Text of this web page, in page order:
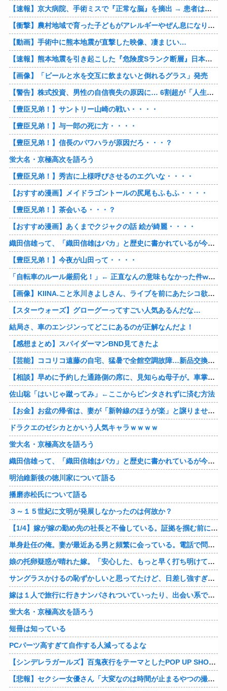
【速報】京大病院、手術ミスで『正常な脳』を摘出 → 患者は自発呼吸不可能な植物状態に
【衝撃】農村地域で育った子どもがアレルギーやぜん息になりにくい『農場効果』を引き起こす細菌が判明
【動画】手術中に熊本地震が直撃した映像、凄まじい…
【速報】熊本地震を引き起こした『危険度Sランク断層』日本のド真ん中に10カ所もあると判明
【画像】「ビールと水を交互に飲まないと倒れるグラス」発売
【警告】株式投資、男性の自信喪失の原因に… 6割超が「人生の敗者」自認
【豊臣兄弟！】サントリー山崎の戦い・・・・
【豊臣兄弟！】与一郎の死に方・・・・
【豊臣兄弟！】信長のパワハラが原因だろ・・・？
蛍大名・京極高次を語ろう
【豊臣兄弟！】秀吉に上様呼びさせるのエグいな・・・・
【おすすめ漫画】メイドラゴントールの尻尾もふもふ・・・・
【豊臣兄弟！】茶会いる・・・？
【おすすめ漫画】あくまでクジャクの話 絵が綺麗・・・・
織田信雄って、「織田信雄はバカ」と歴史に書かれているが今まで家が残っているんでバカではないよな？
【豊臣兄弟！】今夜が山田って・・・・
「自転車のルール厳罰化！」← 正直なんの意味もなかった件www
【画像】KIINA.こと氷川きよしさん、ライブを前にあたシコ欲全開www
【スターウォーズ】グローグーってすごい人気あるんだな…
結局さ、車のエンジンってどこにあるのが正解なんだよ！
【感想まとめ】スパイダーマンBND見てきたよ
【芸能】ココリコ遠藤の自宅、猛暑で全館空調故障…新品交換費300万円…高額費用に「高すぎる」
【相談】早めに予約した通路側の席に、見知らぬ母子が。車掌の呼びかけにも「目を閉じて無視」して居座られました。無理やり奪われた席は、結局“やったもん勝ち”になってしまうのでしょうか？
佐山聡「はいじゃ蹴ってみ」←ここからビンタされずに済む方法
【お金】お盆の帰省は、妻が「新幹線のほうが楽」と譲りません。東京から大阪まで家族4人だと往復「10万円」近くかかるため、私は車で節約したいのですが、実際の費用はどれくらい違うのでしょうか？
ドラクエのゼシカとかいう人気キャラｗｗｗｗ
蛍大名・京極高次を語ろう
織田信雄って、「織田信雄はバカ」と歴史に書かれているが今まで家が残っているんでバカではないよな？
明治維新後の徳川家について語る
播磨赤松氏について語る
３～１５世紀に文明が発展しなかったのは何故か？
【1/4】嫁が嫁の勤め先の社長と不倫している。証拠を掴む前に嫁から離婚を切り出されたので、ハッタリかまして証拠を握っているフリしたら、向こうから示談話を振ってきたｗ
単身赴任の俺。妻が最近ある男と頻繁に会っている。電話で問い詰めた。「好きなのはアナタ、でも会えないのがツライ、寂しいから・・・」妻は、その男と不倫関係に発展した様だ…
娘の托卵疑惑が晴れた嫁。「安心した、もっと早く打ち明けて鑑定しておけばよかった」と。そして「今度こそ家族三人で幸せになりたい」と言い出した！！ごめんこうむるわｗｗ
サングラスかけるの恥ずかしいと思ってたけど、日差し強すぎてサングラスかけ始めたわ
嫁は１人で旅行に行きナンパされついていったり、出会い系で知り合った男と会ったりした。しかも酔っていて避妊もしてなかった。そしてやはり自分には夫しかいないと思ったんだとｗ
蛍大名・京極高次を語ろう
短冊は知っている
PCパーツ高すぎて自作する人減ってるよな
【シンデレラガールズ】百鬼夜行をテーマとしたPOP UP SHOPが東京・大阪にて開催
【悲報】セクシー女優さん「大変なのは時間が止まるやつの撮影」←ばらしてしまうｗ